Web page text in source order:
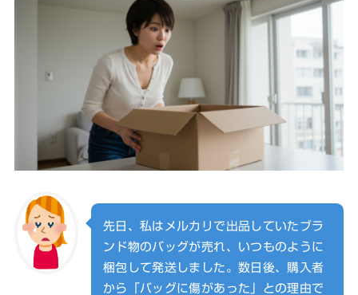
先日、私はメルカリで出品していたブラ
ンド物のバッグが売れ、いつものように
梱包して発送しました。数日後、購入者
から「バッグに傷があった」との理由で